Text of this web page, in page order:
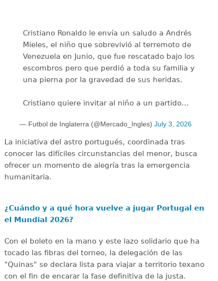
Cristiano Ronaldo le envía un saludo a Andrés
Mieles, el niño que sobrevivió al terremoto de
Venezuela en Junio, que fue rescatado bajo los
escombros pero que perdió a toda su familia y
una pierna por la gravedad de sus heridas.
Cristiano quiere invitar al niño a un partido…
— Futbol de Inglaterra (@Mercado_Ingles) July 3, 2026
La iniciativa del astro portugués, coordinada tras
conocer las difíciles circunstancias del menor, busca
ofrecer un momento de alegría tras la emergencia
humanitaria.
¿Cuándo y a qué hora vuelve a jugar Portugal en
el Mundial 2026?
Con el boleto en la mano y este lazo solidario que ha
tocado las fibras del torneo, la delegación de las
"Quinas" se declara lista para viajar a territorio texano
con el fin de encarar la fase definitiva de la justa.